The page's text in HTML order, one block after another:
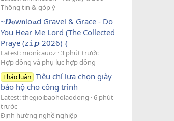
Thông tin & góp ý
~𝘿𝐨w𝗻lo𝓪d Gravel & Grace - Do
You Hear Me Lord (The Collected
Praye (z𝚒𝙥 2026) {
Latest: monicauoz 3 phút trước
Hợp đồng và phụ lục hợp đồng
Thảo luận Tiêu chí lựa chọn giày
bảo hộ cho công trình
Latest: thegioibaoholaodong 6 phút
trước
Định hướng nghề nghiệp